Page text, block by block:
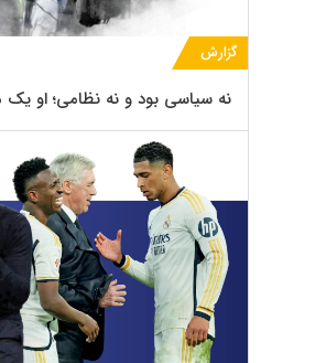
گزارش
نه سیاسی بود و نه نظامی؛ او یک